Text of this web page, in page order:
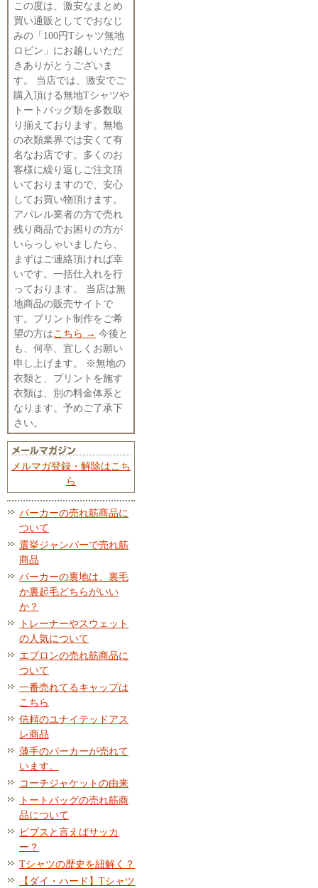
この度は、激安なまとめ
買い通販としてでおなじ
みの「100円Tシャツ無地
ロビン」にお越しいただ
きありがとうございま
す。 当店では、激安でご
購入頂ける無地Tシャツや
トートバッグ類を多数取
り揃えております。無地
の衣類業界では安くて有
名なお店です。多くのお
客様に繰り返しご注文頂
いておりますので、安心
してお買い物頂けます。
アパレル業者の方で売れ
残り商品でお困りの方が
いらっしゃいましたら、
まずはご連絡頂ければ幸
いです。一括仕入れを行
っております。 当店は無
地商品の販売サイトで
す。プリント制作をご希
望の方はこちら → 今後と
も、何卒、宜しくお願い
申し上げます。 ※無地の
衣類と、プリントを施す
衣類は、別の料金体系と
なります。予めご了承下
さい。
メルマガ登録・解除はこち
ら
パーカーの売れ筋商品に
ついて
選挙ジャンパーで売れ筋
商品
パーカーの裏地は、裏毛
か裏起毛どちらがいい
か？
トレーナーやスウェット
の人気について
エプロンの売れ筋商品に
ついて
一番売れてるキャップは
こちら
信頼のユナイテッドアス
レ商品
薄手のパーカーが売れて
います。
コーチジャケットの由来
トートバッグの売れ筋商
品について
ビブスと言えばサッカ
ー？
Tシャツの歴史を紐解く？
【ダイ・ハード】Tシャツ